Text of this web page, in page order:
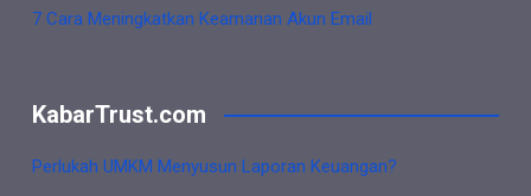
7 Cara Meningkatkan Keamanan Akun Email
KabarTrust.com
Perlukah UMKM Menyusun Laporan Keuangan?